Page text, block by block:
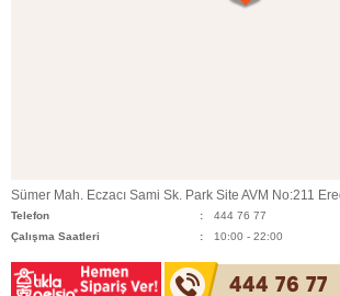
Sümer Mah. Eczacı Sami Sk. Park Site AVM No:211
Telefon
444 76 77
Çalışma Saatleri
10:00 - 22:00
444 76 77